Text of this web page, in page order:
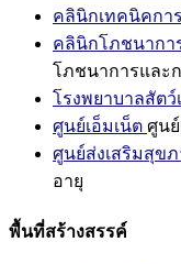
คลินิกเทคนิคกา
คลินิกโภชนากา
โภชนาการและ
โรงพยาบาลสัตว์
ศูนย์เอ็มเน็ต ศูนย์
ศูนย์ส่งเสริมสุขภ
อายุ
พื้นที่สร้างสรรค์